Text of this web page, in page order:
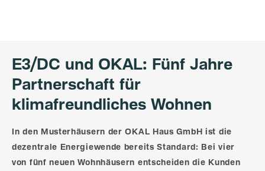
E3/DC und OKAL: Fünf Jahre
Partnerschaft für
klimafreundliches Wohnen
In den Musterhäusern der OKAL Haus GmbH ist die
dezentrale Energiewende bereits Standard: Bei vier
von fünf neuen Wohnhäusern entscheiden die Kunden